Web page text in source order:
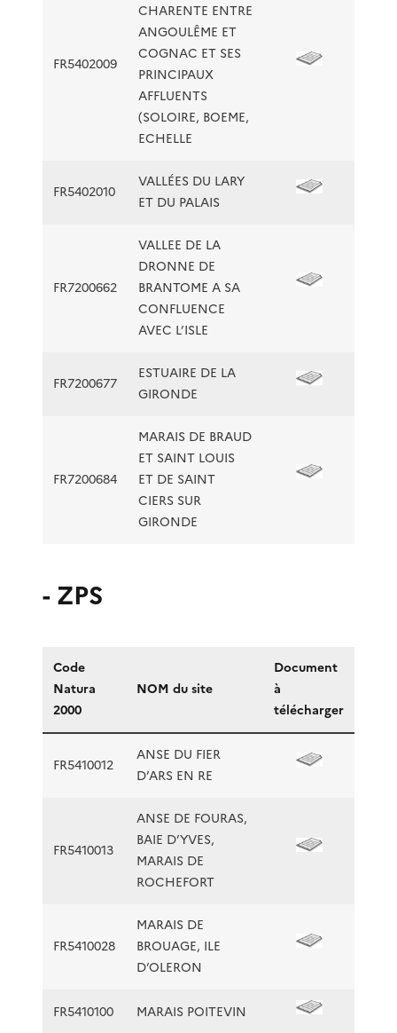
FR5402009
CHARENTE ENTRE
ANGOULÊME ET
COGNAC ET SES
PRINCIPAUX
AFFLUENTS
(SOLOIRE, BOEME,
ECHELLE
FR5402010
VALLÉES DU LARY
ET DU PALAIS
FR7200662
VALLEE DE LA
DRONNE DE
BRANTOME A SA
CONFLUENCE
AVEC L’ISLE
FR7200677
ESTUAIRE DE LA
GIRONDE
FR7200684
MARAIS DE BRAUD
ET SAINT LOUIS
ET DE SAINT
CIERS SUR
GIRONDE
- ZPS
Code
Natura
2000
NOM du site
Document
à
télécharger
FR5410012
ANSE DU FIER
D’ARS EN RE
FR5410013
ANSE DE FOURAS,
BAIE D’YVES,
MARAIS DE
ROCHEFORT
FR5410028
MARAIS DE
BROUAGE, ILE
D’OLERON
FR5410100 MARAIS POITEVIN